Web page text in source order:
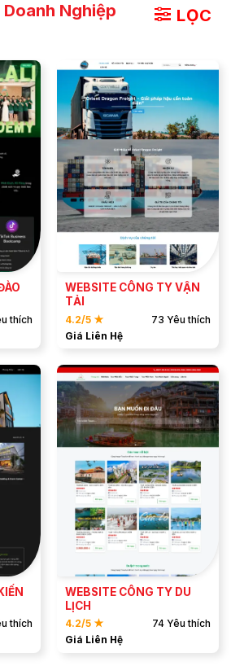
Doanh Nghiệp LỌC
thích
ĐẶT MẪU
XEM DEMO
WEBSITE CÔNG TY VẬN
TẢI
4.2/5 ★
73 Yêu thích
Giá Liên Hệ
thích
ĐẶT MẪU
XEM DEMO
WEBSITE CÔNG TY DU
LỊCH
4.2/5 ★
74 Yêu thích
Giá Liên Hệ